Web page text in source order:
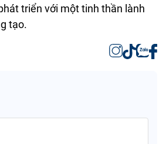
triển với một tinh thần lành
tạo.